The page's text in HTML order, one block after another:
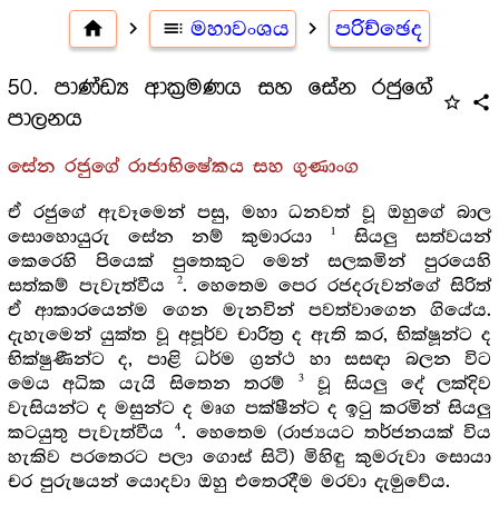
home navigate_next toc මහාවංශය navigate_next පරිච්ඡෙද
50. පාණ්ඩ්‍ය ආක්‍රමණය සහ සේන රජුගේ
පාලනය
star_outline share
සේන රජුගේ රාජාභිෂේකය සහ ගුණාංග
ඒ රජුගේ ඇවෑමෙන් පසු, මහා ධනවත් වූ ඔහුගේ බාල
සොහොයුරු සේන නම් කුමාරයා
1
සියලු සත්වයන්
කෙරෙහි පියෙක් පුතෙකුට මෙන් සලකමින් පුරයෙහි
සත්කම් පැවැත්වීය
2. හෙතෙම පෙර රජදරුවන්ගේ සිරිත්
ඒ ආකාරයෙන්ම ගෙන මැනවින් පවත්වාගෙන ගියේය.
දැහැමෙන් යුක්ත වූ අපූර්ව චාරිත්‍ර ද ඇති කර, භික්ෂූන්ට ද
භික්ෂුණීන්ට ද, පාළි ධර්ම ග්‍රන්ථ හා සසඳා බලන විට
මෙය අධික යැයි සිතෙන තරම්
3
වූ සියලු දේ ලක්දිව
වැසියන්ට ද මසුන්ට ද මෘග පක්ෂීන්ට ද ඉටු කරමින් සියලු
කටයුතු පැවැත්වීය
4. හෙතෙම (රාජ්‍යයට තර්ජනයක් විය
හැකිව පරතෙරට පලා ගොස් සිටි) මිහිඳු කුමරුවා සොයා
චර පුරුෂයන් යොදවා ඔහු එතෙරදීම මරවා දැමුවේය.